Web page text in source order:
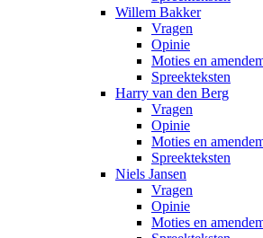
Willem Bakker
Vragen
Opinie
Moties en
Spreekteksten
Harry van den Berg
Vragen
Opinie
Moties en
Spreekteksten
Niels Jansen
Vragen
Opinie
Moties en